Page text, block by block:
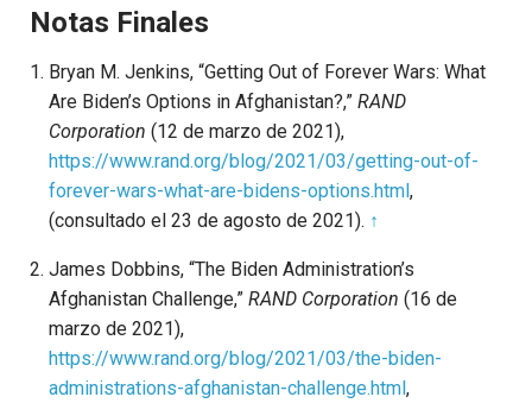
Notas Finales
Bryan M. Jenkins, “Getting Out of Forever Wars: What
Are Biden’s Options in Afghanistan?,” RAND
Corporation (12 de marzo de 2021),
https://www.rand.org/blog/2021/03/getting-out-of-
forever-wars-what-are-bidens-options.html ,
(consultado el 23 de agosto de 2021). ↑
James Dobbins, “The Biden Administration’s
Afghanistan Challenge,” RAND Corporation (16 de
marzo de 2021),
https://www.rand.org/blog/2021/03/the-biden-
administrations-afghanistan-challenge.html ,